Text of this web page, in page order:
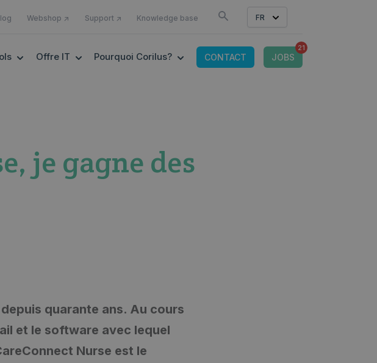
FOR DÉBUTER COMME
Webshop ↗ Support ↗ Knowledge base FR
CARECONNECT
SHOW SUBMENU FOR CONNECTED TOOLS
Offre IT SHOW SUBMENU FOR OFFRE IT
Pourquoi Corilus? SHOW SUBMENU FOR POURQUOI CORILUS?
CONTACT JOBS
21
je gagne des
quarante ans. Au cours
et le software avec lequel
Nurse est le